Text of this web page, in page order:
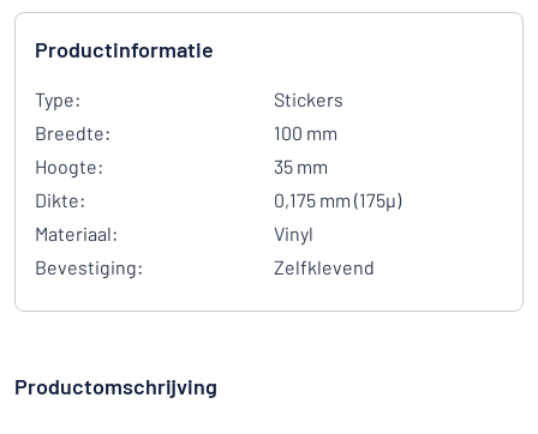
Productinformatie
Type:
Stickers
Breedte:
100 mm
Hoogte:
35 mm
Dikte:
0,175 mm (175µ)
Materiaal:
Vinyl
Bevestiging:
Zelfklevend
Productomschrijving